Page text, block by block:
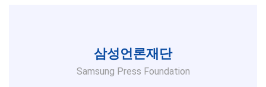
삼성언론재단
Samsung Press Foundation